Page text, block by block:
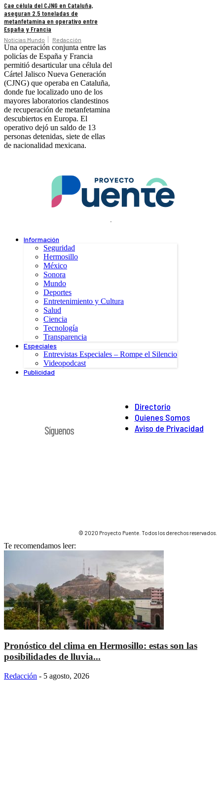
Cae célula del CJNG en Cataluña,
aseguran 2.5 toneladas de
metanfetamina en operativo entre
España y Francia
Noticias Mundo Redacción
Una operación conjunta entre las
policías de España y Francia
permitió desarticular una célula del
Cártel Jalisco Nueva Generación
(CJNG) que operaba en Cataluña,
donde fue localizado uno de los
mayores laboratorios clandestinos
de recuperación de metanfetamina
descubiertos en Europa. El
operativo dejó un saldo de 13
personas detenidas, siete de ellas
de nacionalidad mexicana.
.
Información
Seguridad
Hermosillo
México
Sonora
Mundo
Deportes
Entretenimiento y Cultura
Salud
Ciencia
Tecnología
Transparencia
Especiales
Entrevistas Especiales – Rompe el Silencio
Videopodcast
Publicidad
Directorio
Quienes Somos
Aviso de Privacidad
Síguenos
© 2020 Proyecto Puente. Todos los derechos reservados.
Te recomendamos leer:
Pronóstico del clima en Hermosillo: estas son las
posibilidades de lluvia...
Redacción - 5 agosto, 2026